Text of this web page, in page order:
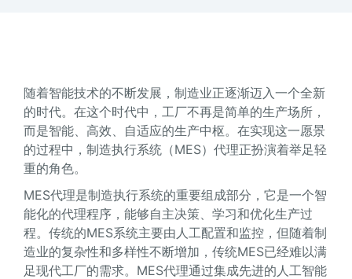
随着智能技术的不断发展，制造业正逐渐迈入一个全新
的时代。在这个时代中，工厂不再是简单的生产场所，
而是智能、高效、自适应的生产中枢。在实现这一愿景
的过程中，制造执行系统（MES）代理正扮演着举足轻
重的角色。
MES代理是制造执行系统的重要组成部分，它是一个智
能化的代理程序，能够自主决策、学习和优化生产过
程。传统的MES系统主要由人工配置和监控，但随着制
造业的复杂性和多样性不断增加，传统MES已经难以满
足现代工厂的需求。MES代理通过集成先进的人工智能